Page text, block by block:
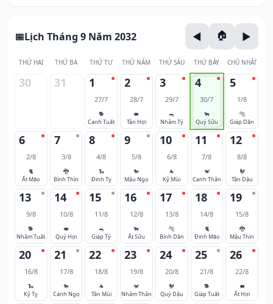
Lịch Tháng 9 Năm 2032
THỨ HAI THỨ BA THỨ TƯ THỨ NĂM THỨ SÁU THỨ BẢY CHỦ NHẬT
30 31 1
27/7
🐕
Canh Tuất
2
28/7
🐖
Tân Hợi
3
29/7
🐀
Nhâm Tý
4
30/7
🐂
Quý Sửu
5
1/8
🐅
Giáp Dần
6
2/8
🐈
Ất Mão
7
3/8
🐉
Bính Thìn
8
4/8
🐍
Đinh Tỵ
9
5/8
🐎
Mậu Ngọ
10
6/8
🐐
Kỷ Mùi
11
7/8
🐒
Canh Thân
12
8/8
🐓
Tân Dậu
13
9/8
🐕
Nhâm Tuất
14
10/8
🐖
Quý Hợi
15
11/8
🐀
Giáp Tý
16
12/8
🐂
Ất Sửu
17
13/8
🐅
Bính Dần
18
14/8
🐈
Đinh Mão
19
15/8
🐉
Mậu Thìn
20
16/8
🐍
Kỷ Tỵ
21
17/8
🐎
Canh Ngọ
22
18/8
🐐
Tân Mùi
23
19/8
🐒
Nhâm Thân
24
20/8
🐓
Quý Dậu
25
21/8
🐕
Giáp Tuất
26
22/8
🐖
Ất Hợi